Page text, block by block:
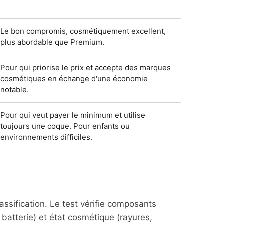
Le bon compromis, cosmétiquement excellent,
plus abordable que Premium.
Pour qui priorise le prix et accepte des marques
cosmétiques en échange d'une économie
notable.
Pour qui veut payer le minimum et utilise
toujours une coque. Pour enfants ou
environnements difficiles.
Le test vérifie composants
et état cosmétique (rayures,